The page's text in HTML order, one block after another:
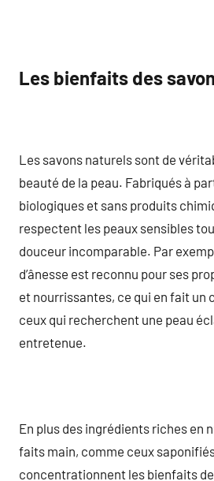
Les bienfaits des
Les savons naturels sont de
beauté de la peau. Fabriqués à
biologiques et sans produits
respectent les peaux sensibles
douceur incomparable. Par
d’ânesse est reconnu pour ses
et nourrissantes, ce qui en fait un
ceux qui recherchent une peau
entretenue.
En plus des ingrédients riches en
faits main, comme ceux
concentrationnent les bienfaits